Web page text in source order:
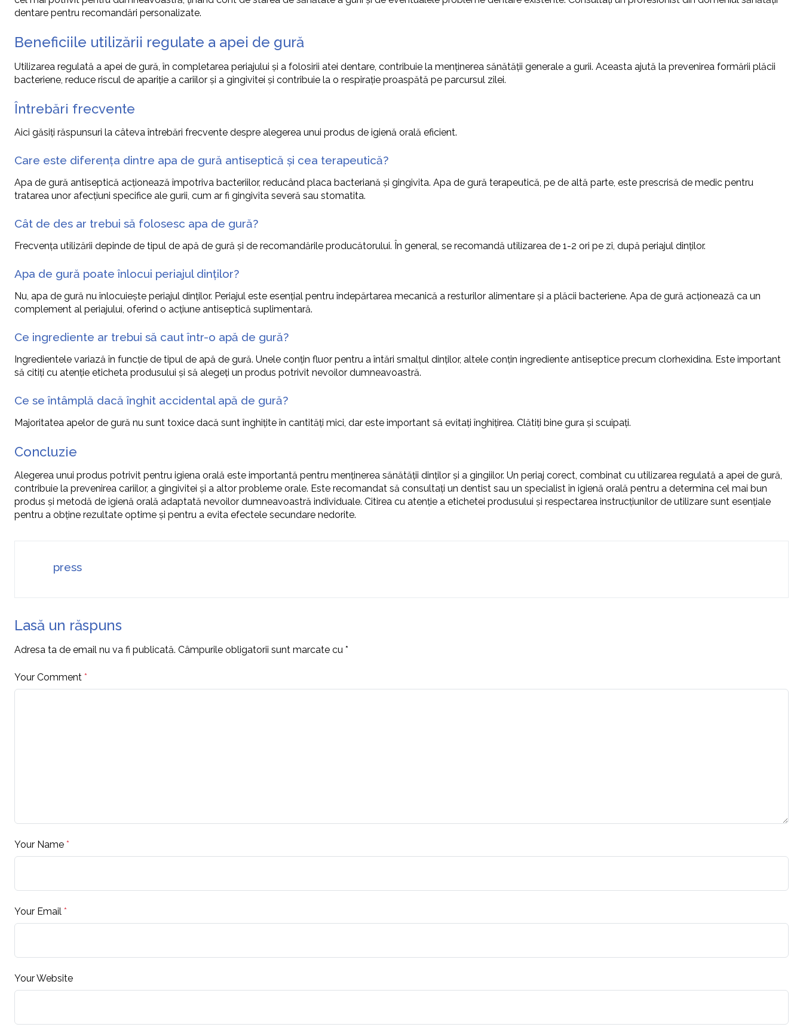
dentare pentru recomandări personalizate.
Beneficiile utilizării regulate a apei de gură
Utilizarea regulată a apei de gură, în completarea periajului și a folosirii atei dentare, contribuie la menținerea sănătății generale a gurii. Aceasta ajută la prevenirea formării plăcii
bacteriene, reduce riscul de apariție a cariilor și a gingivitei și contribuie la o respirație proaspătă pe parcursul zilei.
Întrebări frecvente
Aici găsiți răspunsuri la câteva întrebări frecvente despre alegerea unui produs de igienă orală eficient.
Care este diferența dintre apa de gură antiseptică și cea terapeutică?
Apa de gură antiseptică acționează împotriva bacteriilor, reducând placa bacteriană și gingivita. Apa de gură terapeutică, pe de altă parte, este prescrisă de medic pentru
tratarea unor afecțiuni specifice ale gurii, cum ar fi gingivita severă sau stomatita.
Cât de des ar trebui să folosesc apa de gură?
Frecvența utilizării depinde de tipul de apă de gură și de recomandările producătorului. În general, se recomandă utilizarea de 1-2 ori pe zi, după periajul dinților.
Apa de gură poate înlocui periajul dinților?
Nu, apa de gură nu înlocuiește periajul dinților. Periajul este esențial pentru îndepărtarea mecanică a resturilor alimentare și a plăcii bacteriene. Apa de gură acționează ca un
complement al periajului, oferind o acțiune antiseptică suplimentară.
Ce ingrediente ar trebui să caut într-o apă de gură?
Ingredientele variază în funcție de tipul de apă de gură. Unele conțin fluor pentru a întări smalțul dinților, altele conțin ingrediente antiseptice precum clorhexidina. Este important
să citiți cu atenție eticheta produsului și să alegeți un produs potrivit nevoilor dumneavoastră.
Ce se întâmplă dacă înghit accidental apă de gură?
Majoritatea apelor de gură nu sunt toxice dacă sunt înghițite în cantități mici, dar este important să evitați înghițirea. Clătiți bine gura și scuipați.
Concluzie
Alegerea unui produs potrivit pentru igiena orală este importantă pentru menținerea sănătății dinților și a gingiilor. Un periaj corect, combinat cu utilizarea regulată a apei de gură,
contribuie la prevenirea cariilor, a gingivitei și a altor probleme orale. Este recomandat să consultați un dentist sau un specialist în igienă orală pentru a determina cel mai bun
produs și metodă de igienă orală adaptată nevoilor dumneavoastră individuale. Citirea cu atenție a etichetei produsului și respectarea instrucțiunilor de utilizare sunt esențiale
pentru a obține rezultate optime și pentru a evita efectele secundare nedorite.
press
Lasă un răspuns
Adresa ta de email nu va fi publicată. Câmpurile obligatorii sunt marcate cu *
Your Comment *
Your Name *
Your Email *
Your Website